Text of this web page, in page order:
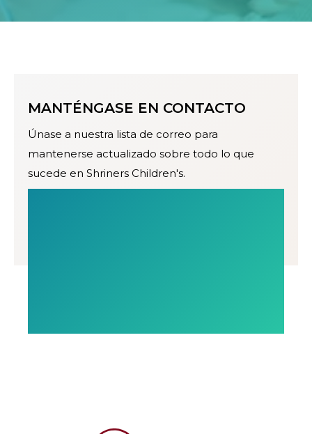
MANTÉNGASE EN CONTACTO
Únase a nuestra lista de correo para
mantenerse actualizado sobre todo lo que
sucede en Shriners Children's.